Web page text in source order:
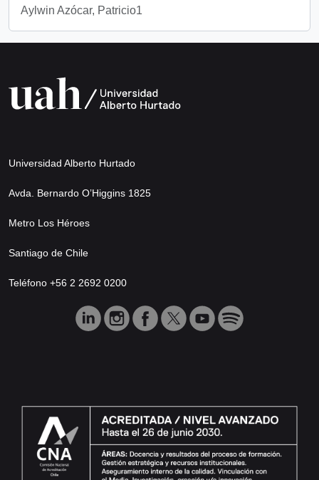
Aylwin Azócar, Patricio1
Universidad Alberto Hurtado
Avda. Bernardo O’Higgins 1825
Metro Los Héroes
Santiago de Chile
Teléfono +56 2 2692 0200